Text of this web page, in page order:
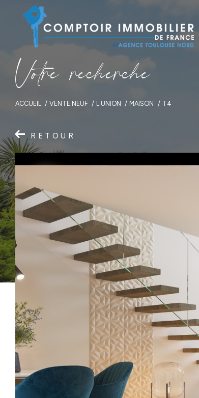
Votre recherche
ACCUEIL VENTE NEUF L UNION MAISON T4
RETOUR